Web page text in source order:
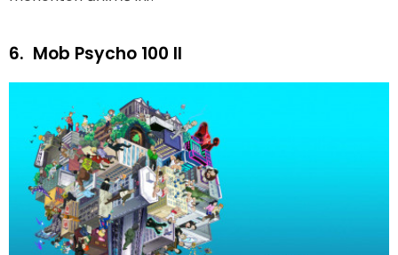
6. Mob Psycho 100 II